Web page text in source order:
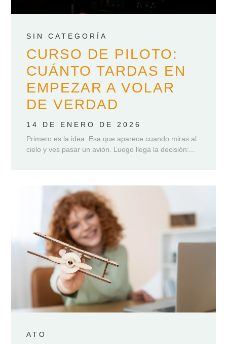
SIN CATEGORÍA
CURSO DE PILOTO:
CUÁNTO TARDAS EN
EMPEZAR A VOLAR
DE VERDAD
14 DE ENERO DE 2026
Primero es la idea. Esa que aparece cuando miras al
cielo y ves pasar un avión. Luego llega la decisión:...
ATO